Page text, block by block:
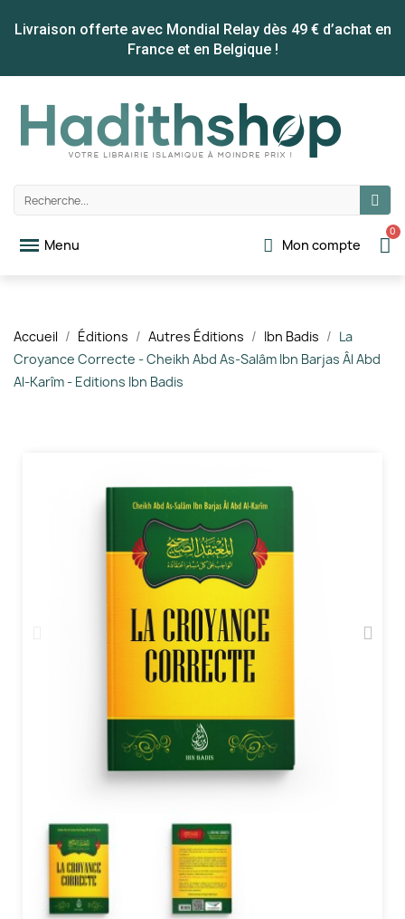
Livraison offerte avec Mondial Relay dès 49 € d’achat en
France et en Belgique !
Mon compte
Accueil Éditions Autres Éditions Ibn Badis
La
Croyance Correcte - Cheikh Abd As-Salâm Ibn Barjas Âl Abd
Al-Karîm - Editions Ibn Badis